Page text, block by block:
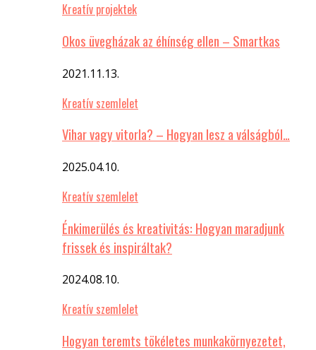
Kreatív projektek
Okos üvegházak az éhínség ellen – Smartkas
2021.11.13.
Kreatív szemlelet
Vihar vagy vitorla? – Hogyan lesz a válságból…
2025.04.10.
Kreatív szemlelet
Énkimerülés és kreativitás: Hogyan maradjunk
frissek és inspiráltak?
2024.08.10.
Kreatív szemlelet
Hogyan teremts tökéletes munkakörnyezetet,